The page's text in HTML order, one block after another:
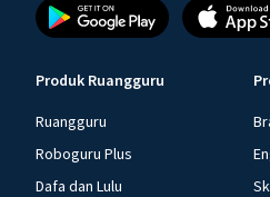
Produk Ruangguru
Ruangguru
Roboguru Plus
Dafa dan Lulu